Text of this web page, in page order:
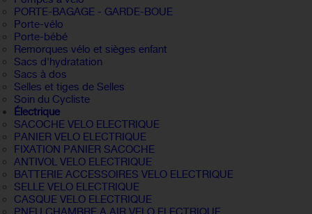
PORTE-BAGAGE - GARDE-BOUE
Porte-vélo
Porte-bébé
Remorques vélo et sièges enfant
Sacs d'hydratation
Sacs à dos
Selles et tiges de Selles
Soin du Cycliste
Électrique
SACOCHE VELO ELECTRIQUE
PANIER VELO ELECTRIQUE
FIXATION PANIER SACOCHE
ANTIVOL VELO ELECTRIQUE
BATTERIE ACCESSOIRES VELO ELECTRIQUE
SELLE VELO ELECTRIQUE
CASQUE VELO ELECTRIQUE